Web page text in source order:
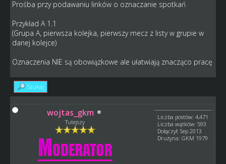
Prośba przy podawaniu linków o oznaczanie spotkań
Przykład A 1.1
(Grupa A, pierwsza kolejka, pierwszy mecz z listy w grupie w
danej kolejce)
Oznaczenia NIE są obowiązkowe ale ułatwiają znacząco pracę
Szukaj
wojtas_gkm
Tutejszy
Liczba postów: 4,471
Liczba wątków: 593
Dołączył: Sep 2013
Drużyna: GKM 1979